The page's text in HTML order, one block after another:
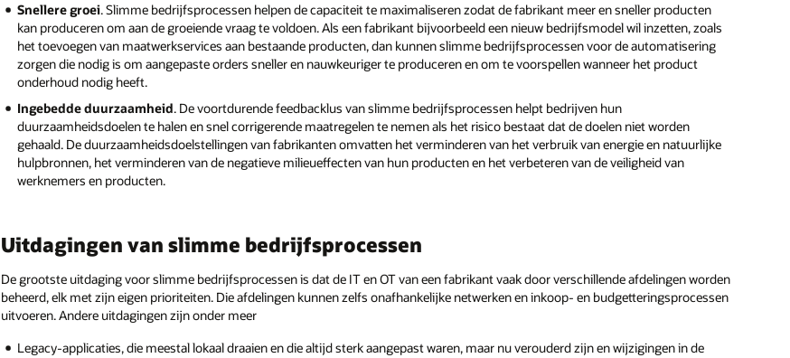
Snellere groei. Slimme bedrijfsprocessen helpen de capaciteit te maximaliseren zodat de fabrikant meer en sneller producten
kan produceren om aan de groeiende vraag te voldoen. Als een fabrikant bijvoorbeeld een nieuw bedrijfsmodel wil inzetten, zoals
het toevoegen van maatwerkservices aan bestaande producten, dan kunnen slimme bedrijfsprocessen voor de automatisering
zorgen die nodig is om aangepaste orders sneller en nauwkeuriger te produceren en om te voorspellen wanneer het product
onderhoud nodig heeft.
Ingebedde duurzaamheid. De voortdurende feedbacklus van slimme bedrijfsprocessen helpt bedrijven hun
duurzaamheidsdoelen te halen en snel corrigerende maatregelen te nemen als het risico bestaat dat de doelen niet worden
gehaald. De duurzaamheidsdoelstellingen van fabrikanten omvatten het verminderen van het verbruik van energie en natuurlijke
hulpbronnen, het verminderen van de negatieve milieueffecten van hun producten en het verbeteren van de veiligheid van
werknemers en producten.
Uitdagingen van slimme bedrijfsprocessen
De grootste uitdaging voor slimme bedrijfsprocessen is dat de IT en OT van een fabrikant vaak door verschillende afdelingen worden
beheerd, elk met zijn eigen prioriteiten. Die afdelingen kunnen zelfs onafhankelijke netwerken en inkoop- en budgetteringsprocessen
uitvoeren. Andere uitdagingen zijn onder meer
Legacy-applicaties, die meestal lokaal draaien en die altijd sterk aangepast waren, maar nu verouderd zijn en wijzigingen in de